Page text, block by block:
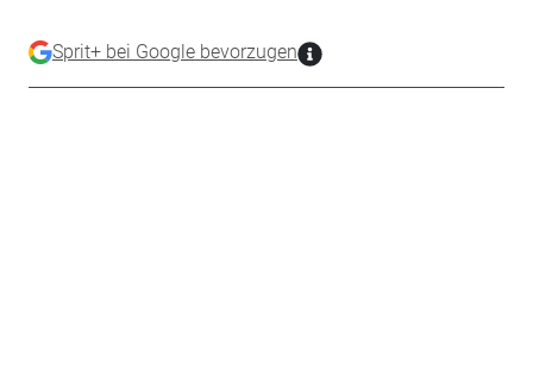
Sprit+ bei Google bevorzugen